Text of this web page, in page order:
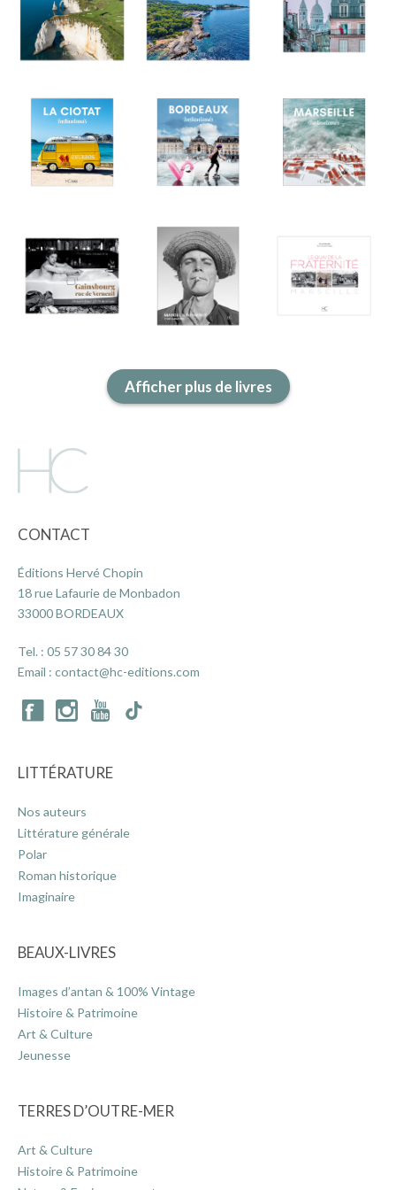
ACTUALITÉS
LA MAISON
CONTACT
INSCRIPTION NEWSLETTER
Afficher plus de livres
CONTACT
Éditions Hervé Chopin
18 rue Lafaurie de Monbadon
33000 BORDEAUX
Tel. : 05 57 30 84 30
Email : contact@hc-editions.com
LITTÉRATURE
Nos auteurs
Littérature générale
Polar
Roman historique
Imaginaire
BEAUX-LIVRES
Images d’antan & 100% Vintage
Histoire & Patrimoine
Art & Culture
Jeunesse
TERRES D’OUTRE-MER
Art & Culture
Histoire & Patrimoine